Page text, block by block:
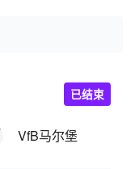
VfB马尔堡
已结束